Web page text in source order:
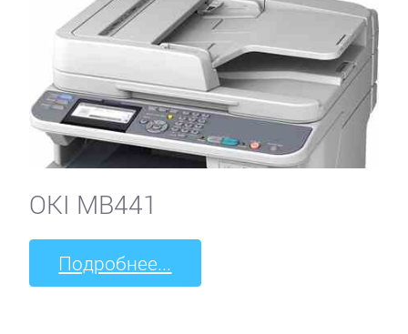
OKI MB441
Подробнее...